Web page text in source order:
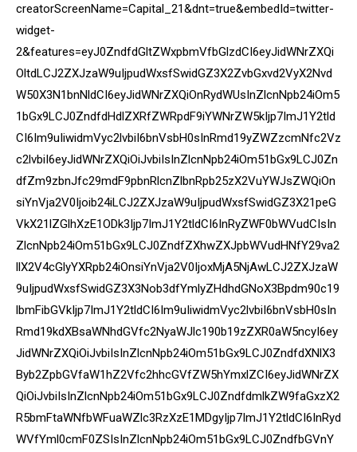
creatorScreenName=Capital_21&dnt=true&embedId=twitter-
widget-
2&features=eyJ0ZndfdGltZWxpbmVfbGlzdCI6eyJidWNrZXQi
OltdLCJ2ZXJzaW9uIjpudWxsfSwidGZ3X2ZvbGxvd2VyX2Nvd
W50X3N1bnNldCI6eyJidWNrZXQiOnRydWUsInZlcnNpb24iOm5
1bGx9LCJ0ZndfdHdlZXRfZWRpdF9iYWNrZW5kIjp7ImJ1Y2tld
CI6Im9uIiwidmVyc2lvbiI6bnVsbH0sInRmd19yZWZzcmNfc2Vz
c2lvbiI6eyJidWNrZXQiOiJvbiIsInZlcnNpb24iOm51bGx9LCJ0Zn
dfZm9zbnJfc29mdF9pbnRlcnZlbnRpb25zX2VuYWJsZWQiOn
siYnVja2V0Ijoib24iLCJ2ZXJzaW9uIjpudWxsfSwidGZ3X21peG
VkX21lZGlhXzE1ODk3Ijp7ImJ1Y2tldCI6InRyZWF0bWVudCIsIn
ZlcnNpb24iOm51bGx9LCJ0ZndfZXhwZXJpbWVudHNfY29va2
llX2V4cGlyYXRpb24iOnsiYnVja2V0IjoxMjA5NjAwLCJ2ZXJzaW
9uIjpudWxsfSwidGZ3X3Nob3dfYmlyZHdhdGNoX3Bpdm90c19
lbmFibGVkIjp7ImJ1Y2tldCI6Im9uIiwidmVyc2lvbiI6bnVsbH0sIn
Rmd19kdXBsaWNhdGVfc2NyaWJlc190b19zZXR0aW5ncyI6ey
JidWNrZXQiOiJvbiIsInZlcnNpb24iOm51bGx9LCJ0ZndfdXNlX3
Byb2ZpbGVfaW1hZ2Vfc2hhcGVfZW5hYmxlZCI6eyJidWNrZX
QiOiJvbiIsInZlcnNpb24iOm51bGx9LCJ0ZndfdmlkZW9faGxzX2
R5bmFtaWNfbWFuaWZlc3RzXzE1MDgyIjp7ImJ1Y2tldCI6InRyd
WVfYml0cmF0ZSIsInZlcnNpb24iOm51bGx9LCJ0ZndfbGVnY